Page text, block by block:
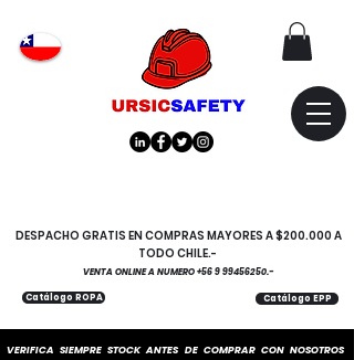
VERIFICA SIEMPRE STOCK ANTES DE COMPRAR CON NOSOTROS
Catálogo EPP
Catálogo ROPA
DESPACHO GRATIS EN COMPRAS MAYORES A $200.000 A
TODO CHILE.-
VENTA ONLINE A NUMERO+56 9 99456250.-